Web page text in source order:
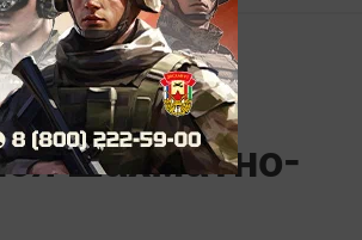
шахматно-